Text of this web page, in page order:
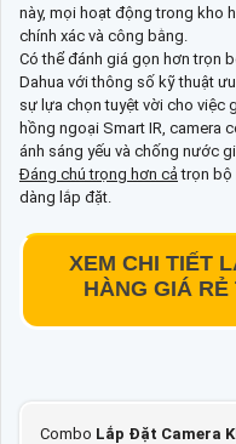
này, mọi hoạt động trong kho
chính xác và công bằng.
Có thể đánh giá gọn hơn trọn
Dahua với thông số kỹ thuật
sự lựa chọn tuyệt vời cho việc
hồng ngoại Smart IR, camera
ánh sáng yếu và chống nước
Đáng chú trọng hơn cả trọn bộ
dàng lắp đặt.
XEM CHI TIẾT
HÀNG GIÁ RẺ
Combo Lắp Đặt Camera